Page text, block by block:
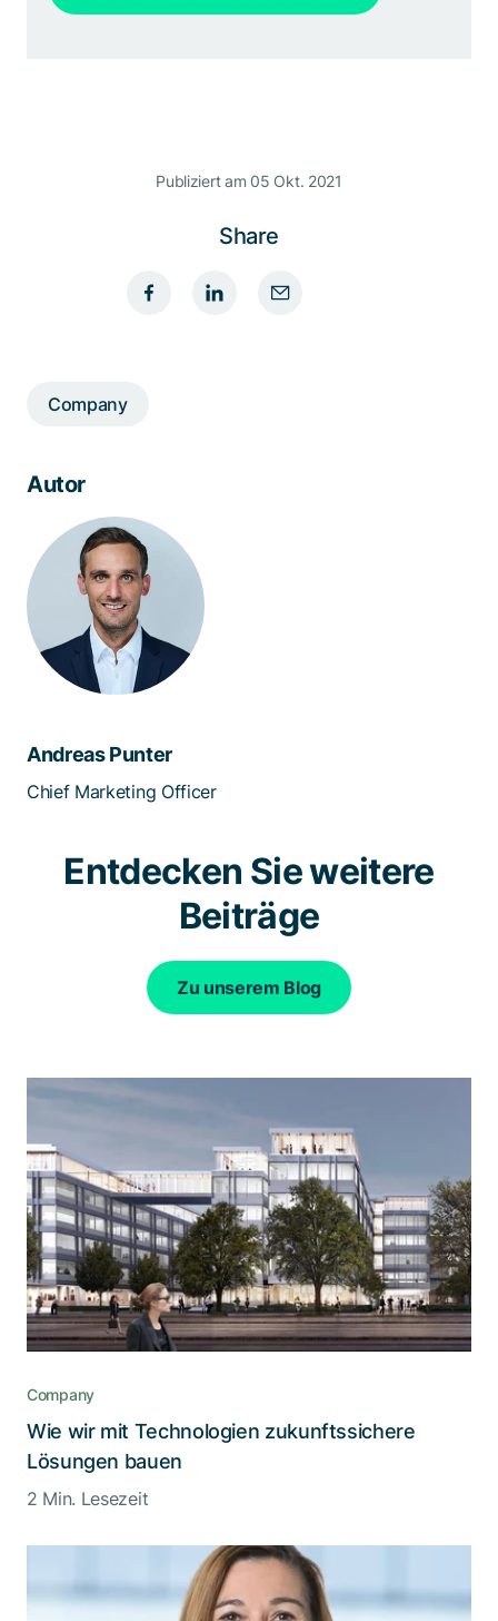
Publiziert am 05 Okt. 2021
Share
Company
Autor
Andreas Punter
Chief Marketing Officer
Entdecken Sie weitere
Beiträge
Zu unserem Blog
Company
Wie wir mit Technologien zukunftssichere
Lösungen bauen
2 Min. Lesezeit